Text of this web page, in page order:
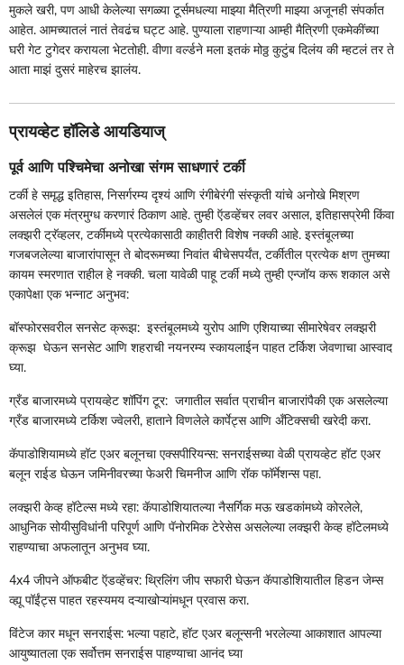
मुकले खरी, पण आधी केलेल्या सगळ्या टूर्समधल्या माझ्या मैत्रिणी माझ्या अजूनही संपर्कात
आहेत. आमच्यातलं नातं तेवढंच घट्ट आहे. पुण्याला राहणाऱ्या आम्ही मैत्रिणी एकमेकींच्या
घरी गेट टुगेदर करायला भेटतोही. वीणा वर्ल्डने मला इतकं मोठ्ठ कुटुंब दिलंय की म्हटलं तर ते
आता माझं दुसरं माहेरच झालंय.
प्रायव्हेट हॉलिडे आयडियाज्‌‍
पूर्व आणि पश्चिमेचा अनोखा संगम साधणारं टर्की
टर्की हे समृद्ध इतिहास, निसर्गरम्य दृश्यं आणि रंगीबेरंगी संस्कृती यांचे अनोखे मिश्रण
असलेलं एक मंत्रमुग्ध करणारं ठिकाण आहे. तुम्ही ऍडव्हेंचर लवर असाल, इतिहासप्रेमी किंवा
लक्झरी ट्रॅव्हलर, टर्कीमध्ये प्रत्येकासाठी काहीतरी विशेष नक्की आहे. इस्तंबूलच्या
गजबजलेल्या बाजारांपासून ते बोदरूमच्या निवांत बीचेसपर्यंत, टर्कीतील प्रत्येक क्षण तुमच्या
कायम स्मरणात राहील हे नक्की. चला यावेळी पाहू टर्की मध्ये तुम्ही एन्जॉय करू शकाल असे
एकापेक्षा एक भन्नाट अनुभव:
बॉस्फोरसवरील सनसेट क्रूझ: इस्तंबूलमध्ये युरोप आणि एशियाच्या सीमारेषेवर लक्झरी
क्रूझ घेऊन सनसेट आणि शहराची नयनरम्य स्कायलाईन पाहत टर्किश जेवणाचा आस्वाद
घ्या.
ग्रँड बाजारमध्ये प्रायव्हेट शॉपिंग टूर: जगातील सर्वात प्राचीन बाजारांपैकी एक असलेल्या
ग्रँड बाजारमध्ये टर्किश ज्वेलरी, हाताने विणलेले कार्पेट्स आणि अँटिक्सची खरेदी करा.
कॅपाडोशियामध्ये हॉट एअर बलूनचा एक्सपीरियन्स: सनराईसच्या वेळी प्रायव्हेट हॉट एअर
बलून राईड घेऊन जमिनीवरच्या फेअरी चिमनीज आणि रॉक फॉर्मेशन्स पहा.
लक्झरी केव्ह हॉटेल्स मध्ये रहा: कॅपाडोशियातल्या नैसर्गिक मऊ खडकांमध्ये कोरलेले,
आधुनिक सोयीसुविधांनी परिपूर्ण आणि पॅनोरमिक टेरेसेस असलेल्या लक्झरी केव्ह हॉटेलमध्ये
राहण्याचा अफलातून अनुभव घ्या.
4x4 जीपने ऑफबीट ऍडव्हेंचर: थ्रिलिंग जीप सफारी घेऊन कॅपाडोशियातील हिडन जेम्स
व्ह्यू पॉईंट्स पाहत रहस्यमय दऱ्याखोऱ्यांमधून प्रवास करा.
विंटेज कार मधून सनराईस: भल्या पहाटे, हॉट एअर बलून्सनी भरलेल्या आकाशात आपल्या
आयुष्यातला एक सर्वोत्तम सनराईस पाहण्याचा आनंद घ्या